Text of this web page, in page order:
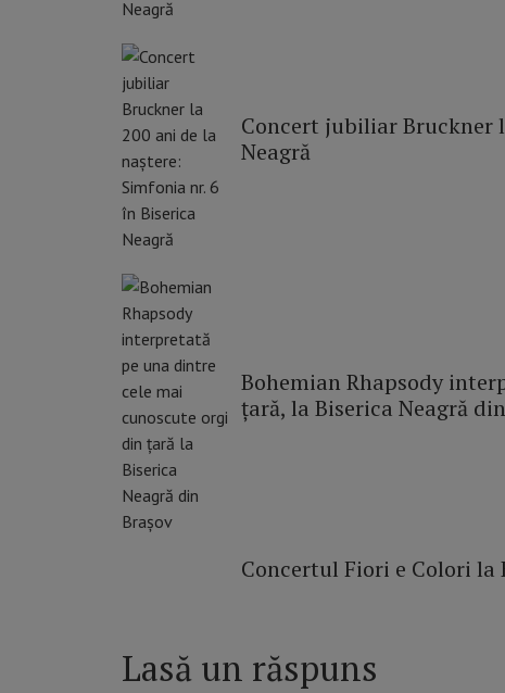
Concert jubiliar Bruckner
Neagră
Bohemian Rhapsody
țară, la Biserica Neagră
Concertul Fiori e Colori la
Lasă un răspuns